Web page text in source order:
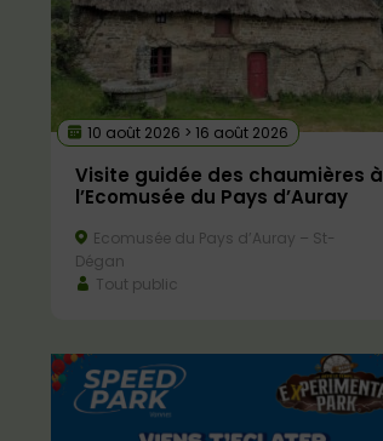
10 août 2026 > 16 août 2026
Visite guidée des chaumières à
l’Ecomusée du Pays d’Auray
Ecomusée du Pays d’Auray – St-
Dégan
Tout public